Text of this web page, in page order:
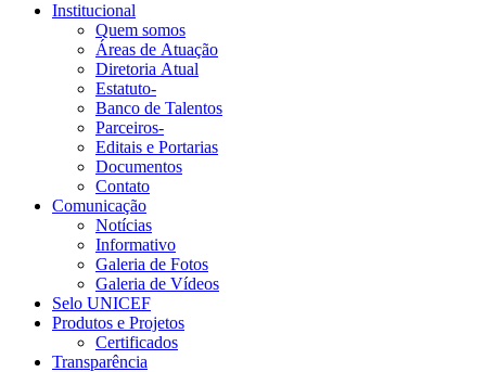
Institucional
Quem somos
Áreas de Atuação
Diretoria Atual
Estatuto-
Banco de Talentos
Parceiros-
Editais e Portarias
Documentos
Contato
Comunicação
Notícias
Informativo
Galeria de Fotos
Galeria de Vídeos
Selo UNICEF
Produtos e Projetos
Certificados
Transparência